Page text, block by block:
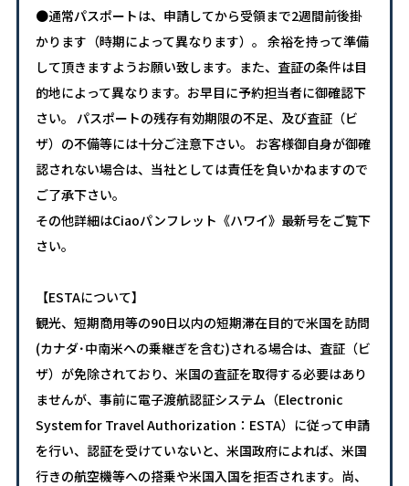
●通常パスポートは、申請してから受領まで2週間前後掛
かります（時期によって異なります）。 余裕を持って準備
して頂きますようお願い致します。また、査証の条件は目
的地によって異なります。お早目に予約担当者に御確認下
さい。 パスポートの残存有効期限の不足、及び査証（ビ
ザ）の不備等には十分ご注意下さい。 お客様御自身が御確
認されない場合は、当社としては責任を負いかねますので
ご了承下さい。
その他詳細はCiaoパンフレット《ハワイ》最新号をご覧下
さい。
【ESTAについて】
観光、短期商用等の90日以内の短期滞在目的で米国を訪問
(カナダ･中南米への乗継ぎを含む)される場合は、査証（ビ
ザ）が免除されており、米国の査証を取得する必要はあり
ませんが、事前に電子渡航認証システム（Electronic
System for Travel Authorization：ESTA）に従って申請
を行い、認証を受けていないと、米国政府によれば、米国
行きの航空機等への搭乗や米国入国を拒否されます。尚、